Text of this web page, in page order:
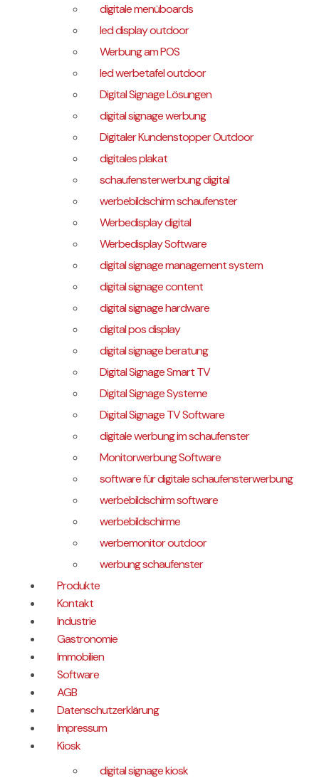
digitale menüboards
led display outdoor
Werbung am POS
led werbetafel outdoor
Digital Signage Lösungen
digital signage werbung
Digitaler Kundenstopper Outdoor
digitales plakat
schaufensterwerbung digital
werbebildschirm schaufenster
Werbedisplay digital
Werbedisplay Software
digital signage management system
digital signage content
digital signage hardware
digital pos display
digital signage beratung
Digital Signage Smart TV
Digital Signage Systeme
Digital Signage TV Software
digitale werbung im schaufenster
Monitorwerbung Software
software für digitale schaufensterwerbung
werbebildschirm software
werbebildschirme
werbemonitor outdoor
werbung schaufenster
Produkte
Kontakt
Industrie
Gastronomie
Immobilien
Software
AGB
Datenschutzerklärung
Impressum
Kiosk
digital signage kiosk